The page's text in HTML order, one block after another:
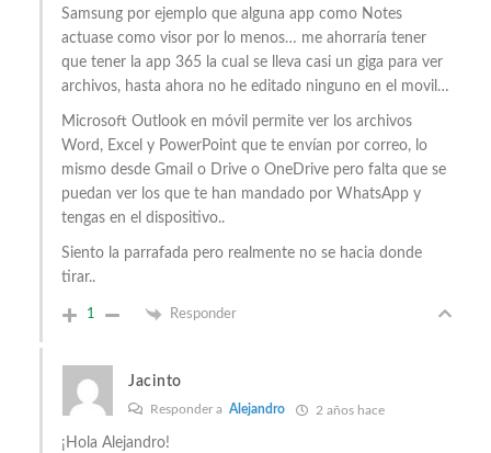
Samsung por ejemplo que alguna app como Notes
actuase como visor por lo menos… me ahorraría tener
que tener la app 365 la cual se lleva casi un giga para ver
archivos, hasta ahora no he editado ninguno en el movil…
Microsoft Outlook en móvil permite ver los archivos
Word, Excel y PowerPoint que te envían por correo, lo
mismo desde Gmail o Drive o OneDrive pero falta que se
puedan ver los que te han mandado por WhatsApp y
tengas en el dispositivo..
Siento la parrafada pero realmente no se hacia donde
tirar..
1 Responder
Jacinto
Responder a Alejandro 2 años hace
¡Hola Alejandro!